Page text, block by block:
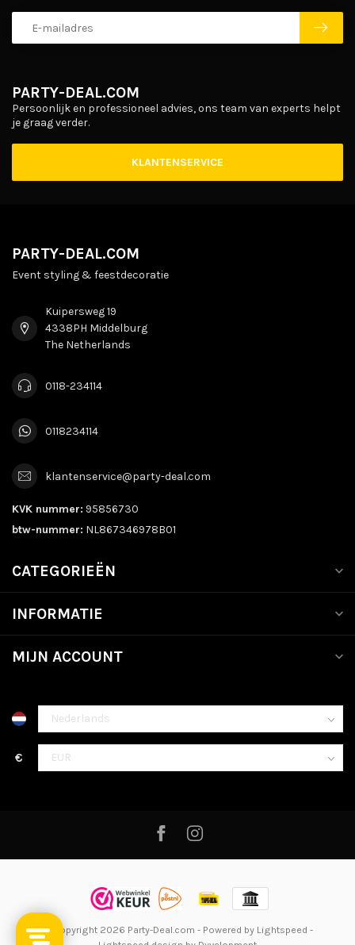
PARTY-DEAL.COM
Persoonlijk en professioneel advies, ons team van experts helpt
je graag verder.
KLANTENSERVICE
PARTY-DEAL.COM
Event styling & feestdecoratie
Kuipersweg 19
4338PH Middelburg
The Netherlands
0118-234114
0118234114
klantenservice@party-deal.com
KVK nummer: 95856730
btw-nummer: NL867346978B01
CATEGORIEËN
INFORMATIE
MIJN ACCOUNT
€
© Copyright 2026 Party-Deal.com - Powered by Lightspeed -